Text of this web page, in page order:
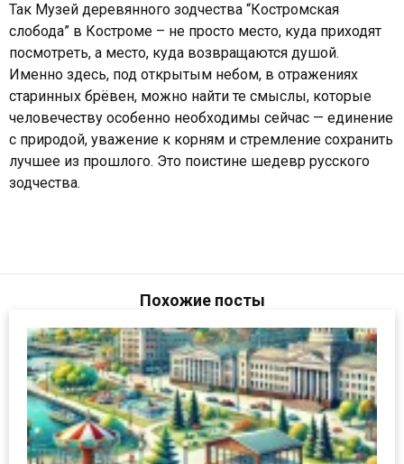
Так Музей деревянного зодчества “Костромская
слобода” в Костроме – не просто место, куда приходят
посмотреть, а место, куда возвращаются душой.
Именно здесь, под открытым небом, в отражениях
старинных брёвен, можно найти те смыслы, которые
человечеству особенно необходимы сейчас — единение
с природой, уважение к корням и стремление сохранить
лучшее из прошлого. Это поистине шедевр русского
зодчества.
Похожие посты